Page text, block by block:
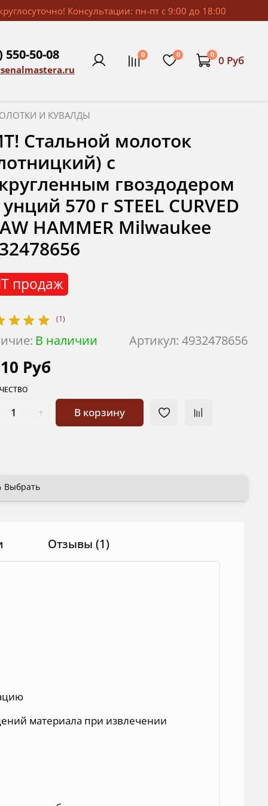
Консультации: пн-пт с 9:00 до 18:00
550-50-08 0 0 0 0 Руб
И КУВАЛДЫ
(1)
Артикул: 4932478656
В наличии
продаж
Стальной молоток
с
гвоздодером
570 г STEEL CURVED
HAMMER Milwaukee
Руб
В корзину
Выбрать
Отзывы (1)
материала при извлечении